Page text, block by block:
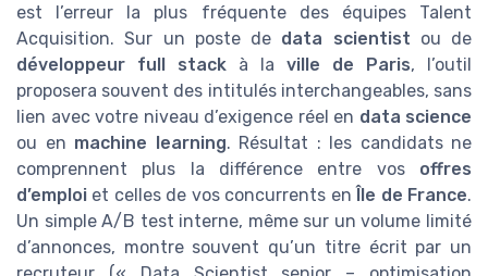
est l’erreur la plus fréquente des équipes Talent
Acquisition. Sur un poste de data scientist ou de
développeur full stack à la ville de Paris, l’outil
proposera souvent des intitulés interchangeables, sans
lien avec votre niveau d’exigence réel en data science
ou en machine learning. Résultat : les candidats ne
comprennent plus la différence entre vos offres
d’emploi et celles de vos concurrents enÎle de France.
Un simple A/B test interne, même sur un volume limité
d’annonces, montre souvent qu’un titre écrit par un